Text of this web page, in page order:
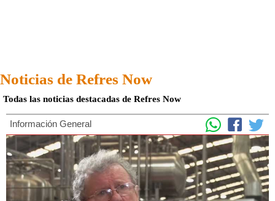
Noticias de Refres Now
Todas las noticias destacadas de Refres Now
Información General